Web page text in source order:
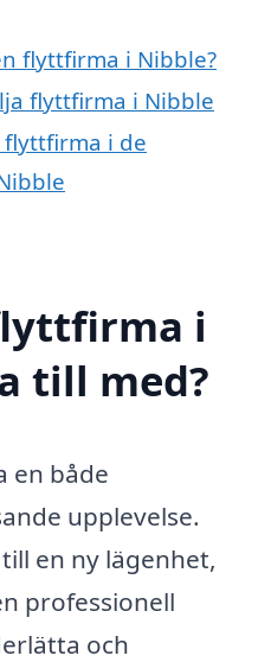
flyttfirma i Nibble?
flyttfirma i Nibble
flyttfirma i de
i
till med?
en både
upplevelse.
en ny lägenhet,
professionell
och